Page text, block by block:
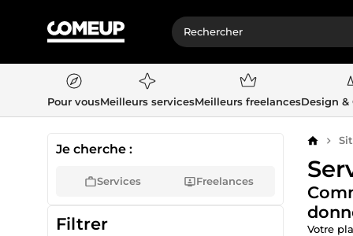
Pour vousMeilleurs servicesMeilleurs freelancesDesign &
Accueil
Votre
Je cherche :
Services Freelances
Filtrer